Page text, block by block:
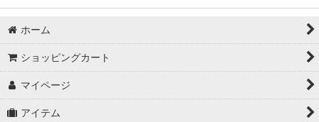
ホーム
ショッピングカート
マイページ
アイテム